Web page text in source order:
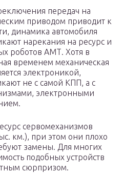
передач на
приводом приводит к
динамика автомобиля
нарекания на ресурс и
роботов АМТ. Хотя в
временем механическая
электроникой,
не с самой КПП, а с
электронными
сервомеханизмов
км.), при этом они плохо
замены. Для многих
подобных устройств
сюрпризом.